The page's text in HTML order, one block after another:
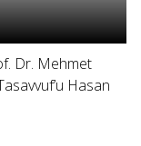
Dr. Mehmet
Hasan